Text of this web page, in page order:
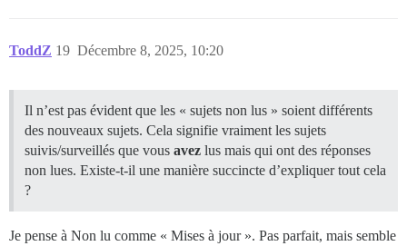
ToddZ Décembre 8, 2025, 10:20
19
Il n’est pas évident que les « sujets non lus » soient différents
des nouveaux sujets. Cela signifie vraiment les sujets
suivis/surveillés que vous avez lus mais qui ont des réponses
non lues. Existe-t-il une manière succincte d’expliquer tout cela
?
Je pense à Non lu comme « Mises à jour ». Pas parfait, mais semble